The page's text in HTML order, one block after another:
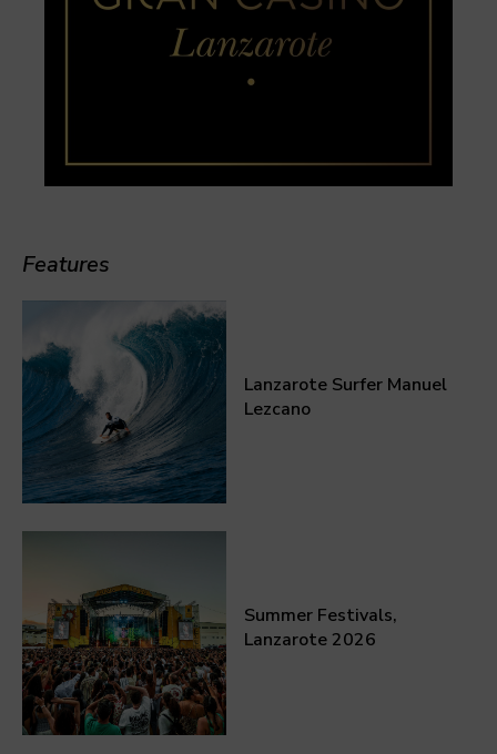
Features
Lanzarote Surfer Manuel
Lezcano
Summer Festivals,
Lanzarote 2026